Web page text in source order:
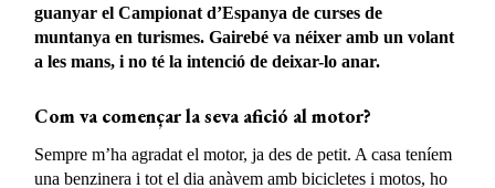
guanyar el Campionat d’Espanya de curses de
muntanya en turismes. Gairebé va néixer amb un volant
a les mans, i no té la intenció de deixar-lo anar.
Com va començar la seva afició al motor?
Sempre m’ha agradat el motor, ja des de petit. A casa teníem
una benzinera i tot el dia anàvem amb bicicletes i motos, ho